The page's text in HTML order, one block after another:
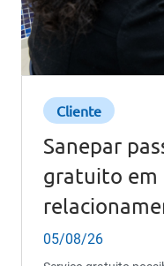
Cliente
Sanepar
gratuito em
05/08/26